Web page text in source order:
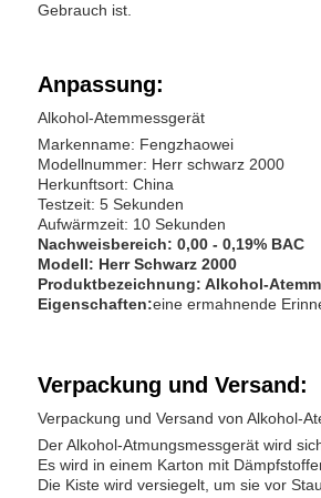
Gebrauch ist.
Anpassung:
Alkohol-Atemmessgerät
Markenname: Fengzhaowei
Modellnummer: Herr schwarz 2000
Herkunftsort: China
Testzeit: 5 Sekunden
Aufwärmzeit: 10 Sekunden
Nachweisbereich: 0,00 - 0,19% BAC
Modell: Herr Schwarz 2000
Produktbezeichnung: Alkohol-
Eigenschaften:eine ermahnende
Verpackung und Versand:
Verpackung und Versand von Alkohol-
Der Alkohol-Atmungsmessgerät wird
Es wird in einem Karton mit
Die Kiste wird versiegelt, um sie vor